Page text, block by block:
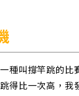
種叫撐竿跳的比
得比一次高，我